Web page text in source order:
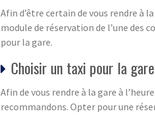
Afin d’être certain de vous rendre à
module de réservation de l’une des
pour la gare.
Choisir un taxi pour la gare
Afin de vous rendre à la gare à
recommandons. Opter pour une